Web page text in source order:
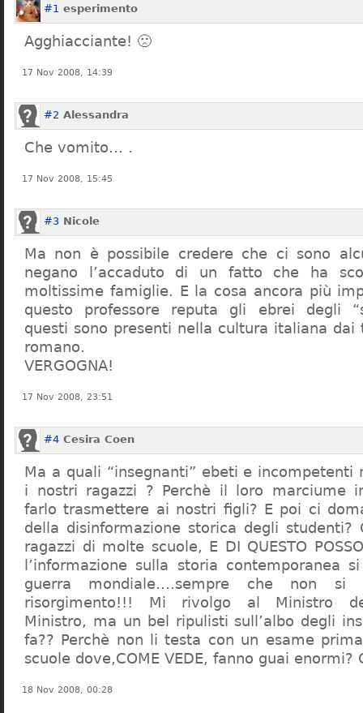
#1 esperimento
Agghiacciante! 🙁
17 Nov 2008, 14:39
#2 Alessandra
Che vomito… .
17 Nov 2008, 15:45
#3 Nicole
Ma non è possibile credere che ci sono
negano l’accaduto di un fatto che ha
moltissime famiglie. E la cosa ancora più
questo professore reputa gli ebrei degli
questi sono presenti nella cultura italiana dai
romano.
VERGOGNA!
17 Nov 2008, 23:51
#4 Cesira Coen
Ma a quali “insegnanti” ebeti e
i nostri ragazzi ? Perchè il loro marciume
farlo trasmettere ai nostri figli? E poi ci
della disinformazione storica degli
ragazzi di molte scuole, E DI QUESTO POSSO
l’informazione sulla storia contemporanea
guerra mondiale….sempre che non
risorgimento!!! Mi rivolgo al Ministro
Ministro, ma un bel ripulisti sull’albo degli
fa?? Perchè non li testa con un esame
scuole dove,COME VEDE, fanno guai enormi?
18 Nov 2008, 00:28